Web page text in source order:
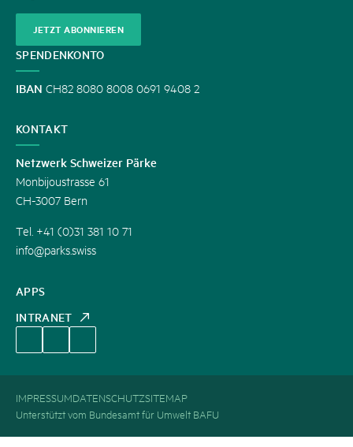
APPS
INTRANET
JETZT ABONNIEREN
SPENDENKONTO
IBAN CH82 8080 8008 0691 9408 2
KONTAKT
Netzwerk Schweizer Pärke
Monbijoustrasse 61
CH-3007 Bern
Tel. +41 (0)31 381 10 71
info@parks.swiss
IMPRESSUMDATENSCHUTZSITEMAP
Unterstützt vom Bundesamt für Umwelt BAFU